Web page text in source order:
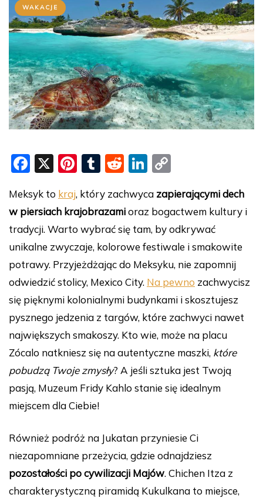
WAKACJE
F
c
e
b
o
o
k
X
Pi
er
e
st
T
m
bl
r
R
d
di
t
Li
k
e
dI
n
p
y
Li
n
k
Meksyk to kraj, który zachwyca zapierającymi dech
w piersiach krajobrazamioraz bogactwem kultury i
tradycji. Warto wybrać się tam, by odkrywać
unikalne zwyczaje, kolorowe festiwale i smakowite
potrawy. Przyjeżdżając do Meksyku, nie zapomnij
odwiedzić stolicy, Mexico City. Na pewno zachwycisz
się pięknymi kolonialnymi budynkami i skosztujesz
pysznego jedzenia z targów, które zachwyci nawet
największych smakoszy. Kto wie, może na placu
Zócalo natkniesz się na autentyczne maszki, które
pobudzą Twoje zmysły? A jeśli sztuka jest Twoją
pasją, Muzeum Fridy Kahlo stanie się idealnym
miejscem dla Ciebie!
Również podróż na Jukatan przyniesie Ci
niezapomniane przeżycia, gdzie odnajdziesz
pozostałości po cywilizacji Majów. Chichen Itza z
charakterystyczną piramidą Kukulkana to miejsce,